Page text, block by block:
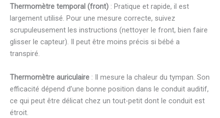
Thermomètre temporal (front) : Pratique et rapide, il est
largement utilisé. Pour une mesure correcte, suivez
scrupuleusement les instructions (nettoyer le front, bien faire
glisser le capteur). Il peut être moins précis si bébé a
transpiré.
Thermomètre auriculaire : Il mesure la chaleur du tympan. Son
efficacité dépend d’une bonne position dans le conduit auditif,
ce qui peut être délicat chez un tout-petit dont le conduit est
étroit.